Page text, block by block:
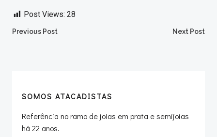
Post Views: 28
Post
Previous Post Next Post
SOMOS ATACADISTAS
Referência no ramo de joias em prata e semijoias
há 22 anos.